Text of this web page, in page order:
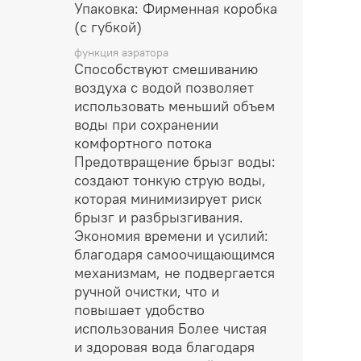
Упаковка: Фирменная коробка
(с губкой)
функция аэратора
Способствуют смешиванию
воздуха с водой позволяет
использовать меньший объем
воды при сохранении
комфортного потока
Предотвращение брызг воды:
создают тонкую струю воды,
которая минимизирует риск
брызг и разбрызгивания.
Экономия времени и усилий:
благодаря самоочищающимся
механизмам, не подвергается
ручной очистки, что и
повышает удобство
использования Более чистая
и здоровая вода благодаря